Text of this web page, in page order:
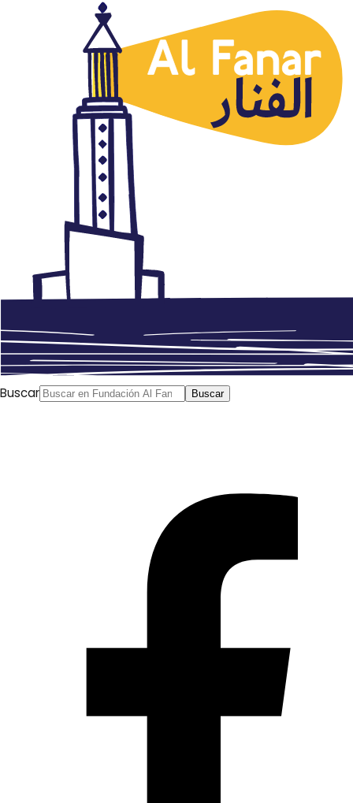
Buscar Buscar
El cómic árabe actual visto por
sus autores: dos ilustradores
árabes charlarán sobre el
panorama actual del cómic en
sus países
enero 11, 2016 Autor: AlFanar